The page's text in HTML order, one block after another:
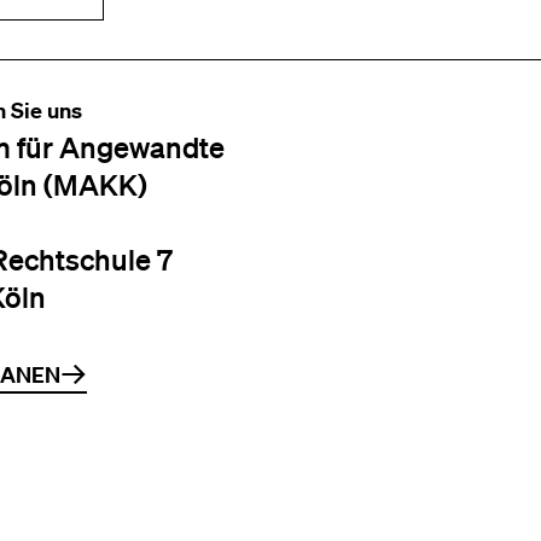
Sie uns
für Angewandte
(MAKK)
7